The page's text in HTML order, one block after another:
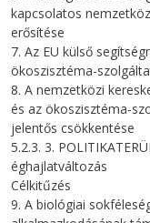
kapcsolatos
erősítése
7. Az EU külső
ökoszisztéma-
8. A nemzetközi
és az ökoszisztéma-
jelentős csökkentése
5.2.3. 3.
éghajlatváltozás
Célkitűzés
9. A biológiai